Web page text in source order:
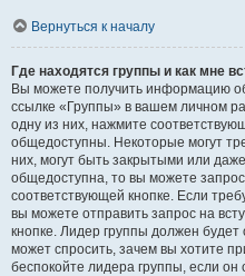
Вернуться к началу
Где находятся группы и как мне
Вы можете получить информацию
ссылке «Группы» в вашем личном
одну из них, нажмите
общедоступны. Некоторые могут
них, могут быть закрытыми или
общедоступна, то вы можете
соответствующей кнопке. Если
вы можете отправить запрос на
кнопке. Лидер группы должен будет
может спросить, зачем вы хотите
беспокойте лидера группы, если он